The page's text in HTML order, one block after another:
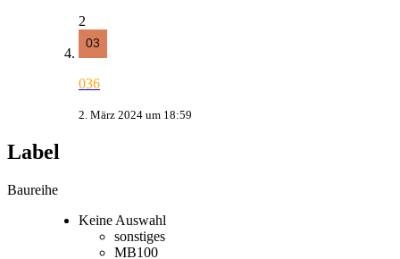
2
036
2. März 2024 um 18:59
Label
Baureihe
Keine Auswahl
sonstiges
MB100